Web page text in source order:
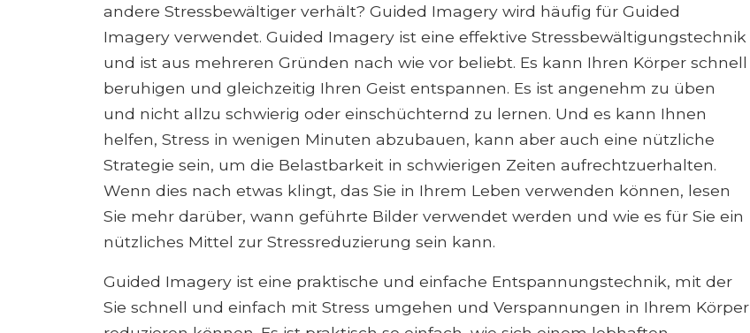
andere Stressbewältiger verhält? Guided Imagery wird häufig für Guided
Imagery verwendet. Guided Imagery ist eine effektive Stressbewältigungstechnik
und ist aus mehreren Gründen nach wie vor beliebt. Es kann Ihren Körper schnell
beruhigen und gleichzeitig Ihren Geist entspannen. Es ist angenehm zu üben
und nicht allzu schwierig oder einschüchternd zu lernen. Und es kann Ihnen
helfen, Stress in wenigen Minuten abzubauen, kann aber auch eine nützliche
Strategie sein, um die Belastbarkeit in schwierigen Zeiten aufrechtzuerhalten.
Wenn dies nach etwas klingt, das Sie in Ihrem Leben verwenden können, lesen
Sie mehr darüber, wann geführte Bilder verwendet werden und wie es für Sie ein
nützliches Mittel zur Stressreduzierung sein kann.
Guided Imagery ist eine praktische und einfache Entspannungstechnik, mit der
Sie schnell und einfach mit Stress umgehen und Verspannungen in Ihrem Körper